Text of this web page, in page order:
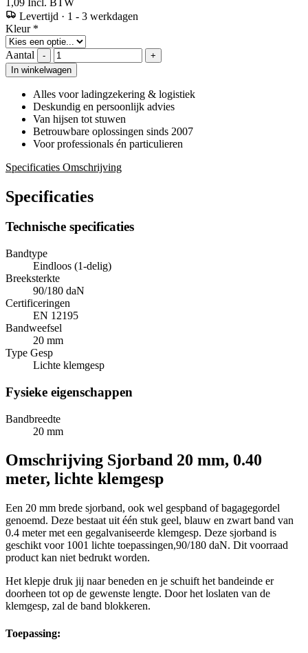
Levertijd · 1 - 3 werkdagen
Kleur *
Aantal -
+
In winkelwagen
Alles voor ladingzekering & logistiek
Deskundig en persoonlijk advies
Van hijsen tot stuwen
Betrouwbare oplossingen sinds 2007
Voor professionals én particulieren
Specificaties Omschrijving
Specificaties
Technische specificaties
Bandtype
Eindloos (1-delig)
Breeksterkte
90/180 daN
Certificeringen
EN 12195
Bandweefsel
20 mm
Type Gesp
Lichte klemgesp
Fysieke eigenschappen
Bandbreedte
20 mm
Omschrijving Sjorband 20 mm, 0.40
meter, lichte klemgesp
Een 20 mm brede sjorband, ook wel gespband of bagagegordel
genoemd. Deze bestaat uit één stuk geel, blauw en zwart band van
0.4 meter met een gegalvaniseerde klemgesp. Deze sjorband is
geschikt voor 1001 lichte toepassingen,90/180 daN. Dit voorraad
product kan niet bedrukt worden.
Het klepje druk jij naar beneden en je schuift het bandeinde er
doorheen tot op de gewenste lengte. Door het loslaten van de
klemgesp, zal de band blokkeren.
Toepassing: